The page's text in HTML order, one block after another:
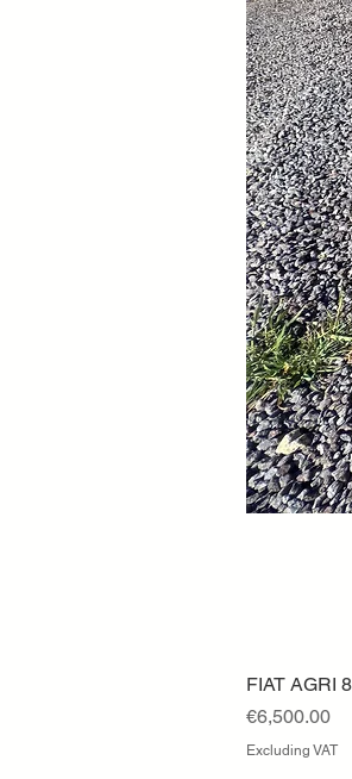
FIAT AGRI
Price
€6,500.00
Excluding VAT